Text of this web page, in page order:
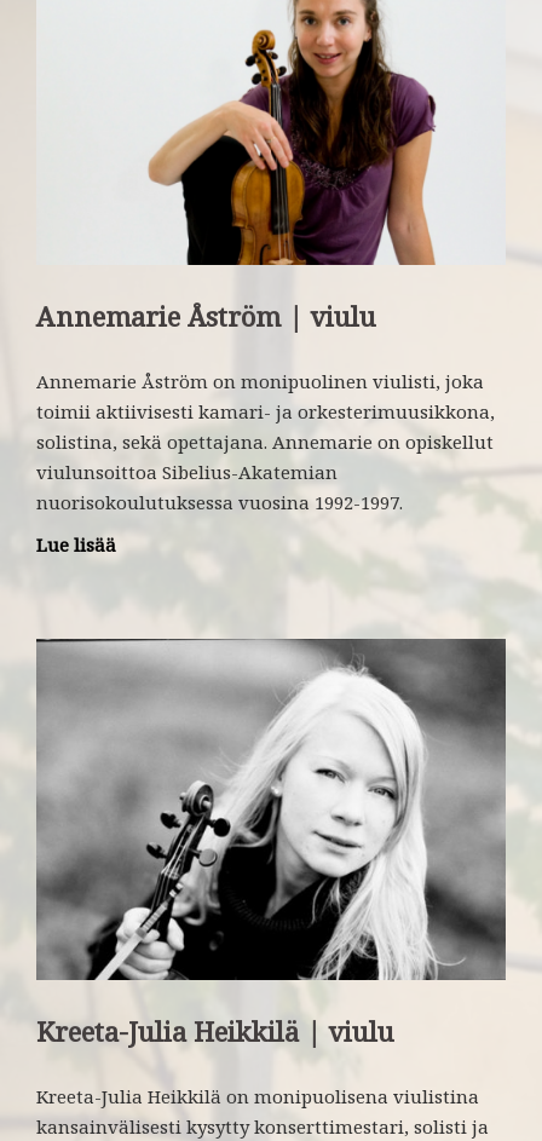
Annemarie Åström | viulu
Annemarie Åström on monipuolinen viulisti, joka
toimii aktiivisesti kamari- ja orkesterimuusikkona,
solistina, sekä opettajana. Annemarie on opiskellut
viulunsoittoa Sibelius-Akatemian
nuorisokoulutuksessa vuosina 1992-1997.
Lue lisää
Kreeta-Julia Heikkilä | viulu
Kreeta-Julia Heikkilä on monipuolisena viulistina
kansainvälisesti kysytty konserttimestari, solisti ja